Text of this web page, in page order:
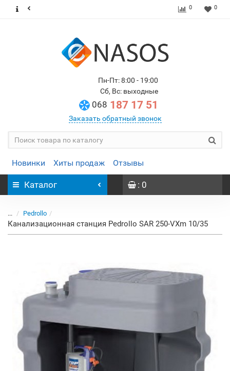
0 0
Пн-Пт: 8:00 - 19:00
Сб, Вс: выходные
068 187 17 51
Заказать обратный звонок
Новинки Хиты продаж Отзывы
Каталог : 0
... Pedrollo
Канализационная станция Pedrollo SAR 250-VXm 10/35